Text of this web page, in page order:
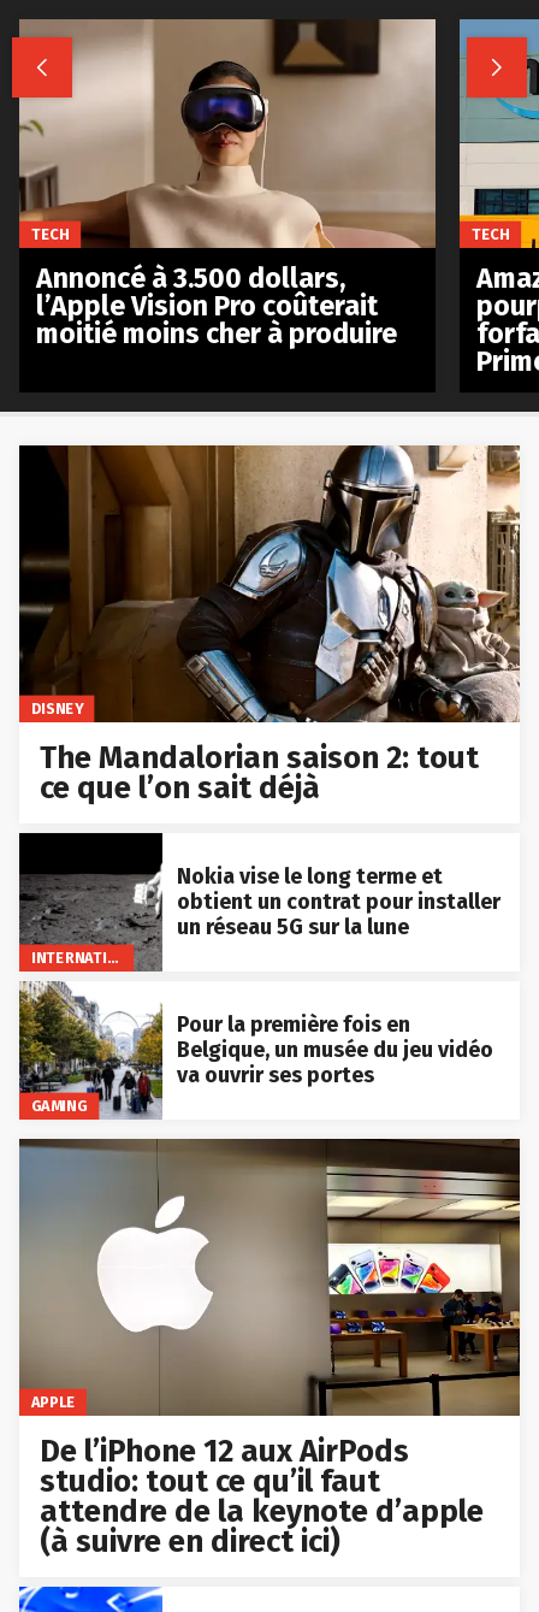
DISNEY
The Mandalorian saison 2: tout
ce que l’on sait déjà
INTERNATIONAL
Nokia vise le long terme et
obtient un contrat pour installer
un réseau 5G sur la lune
GAMING
Pour la première fois en
Belgique, un musée du jeu vidéo
va ouvrir ses portes
APPLE
De l’iPhone 12 aux AirPods
studio: tout ce qu’il faut
attendre de la keynote d’apple
(à suivre en direct ici)
 
TECH
Annoncé à 3.500 dollars,
l’Apple Vision Pro coûterait
moitié moins cher à produire
TECH